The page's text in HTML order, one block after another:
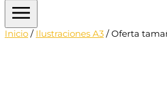
Inicio / Ilustraciones A3 / Oferta